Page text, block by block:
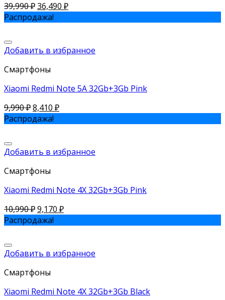
39,990₽36,490 ₽
Распродажа!
Добавить в избранное
Смартфоны
Xiaomi Redmi Note 5A 32Gb+3Gb Pink
9,990₽8,410 ₽
Распродажа!
Добавить в избранное
Смартфоны
Xiaomi Redmi Note 4X 32Gb+3Gb Pink
10,990₽9,170 ₽
Распродажа!
Добавить в избранное
Смартфоны
Xiaomi Redmi Note 4X 32Gb+3Gb Black